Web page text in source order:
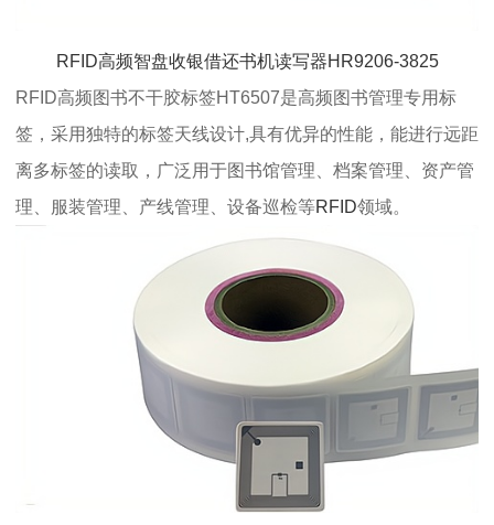
RFID高频智盘收银借还书机读写器HR9206-3825
RFID高频图书不干胶标签HT6507是高频图书管理专用标
签，采用独特的标签天线设计,具有优异的性能，能进行远距
离多标签的读取，广泛用于图书馆管理、档案管理、资产管
理、服装管理、产线管理、设备巡检等RFID领域。